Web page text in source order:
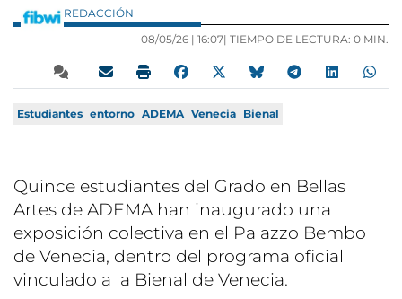
REDACCIÓN
08/05/26 | 16:07| TIEMPO DE LECTURA: 0 MIN.
Estudiantes entorno ADEMA Venecia Bienal
Quince estudiantes del Grado en Bellas
Artes de ADEMA han inaugurado una
exposición colectiva en el Palazzo Bembo
de Venecia, dentro del programa oficial
vinculado a la Bienal de Venecia.